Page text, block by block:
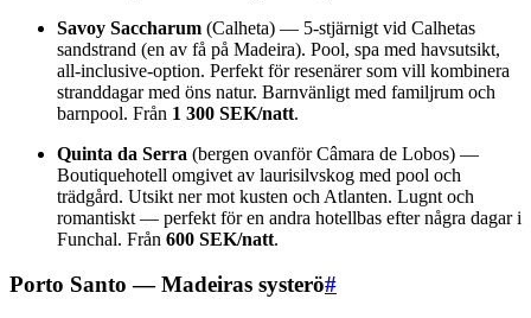
Savoy Saccharum (Calheta) — 5-stjärnigt vid Calhetas
sandstrand (en av få på Madeira). Pool, spa med havsutsikt,
all-inclusive-option. Perfekt för resenärer som vill kombinera
stranddagar med öns natur. Barnvänligt med familjrum och
barnpool. Från 1 300 SEK/natt.
Quinta da Serra (bergen ovanför Câmara de Lobos) —
Boutiquehotell omgivet av laurisilvskog med pool och
trädgård. Utsikt ner mot kusten och Atlanten. Lugnt och
romantiskt — perfekt för en andra hotellbas efter några dagar i
Funchal. Från 600 SEK/natt.
Porto Santo — Madeiras systerö#